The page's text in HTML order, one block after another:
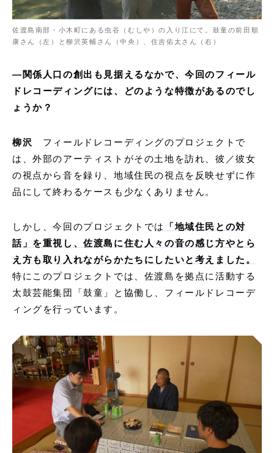
佐渡島南部・小木町にある虫谷（むしや）の入り江にて。鼓童の前田順
康さん（左）と柳沢英輔さん（中央）、住吉佑太さん（右）
― 関係人口の創出も見据えるなかで、今回のフィール
ドレコーディングには、どのような特徴があるのでし
ょうか？
柳沢
フィールドレコーディングのプロジェクトで
は、外部のアーティストがその土地を訪れ、彼／彼女
の視点から音を録り、地域住民の視点を反映せずに作
品にして終わるケースも少なくありません。
しかし、今回のプロジェクトでは
「地域住民との対
話」を重視し、佐渡島に住む人々の音の感じ方やとら
え方も取り入れながらかたちにしたいと考えました。
特にこのプロジェクトでは、佐渡島を拠点に活動する
太鼓芸能集団「鼓童」と協働し、フィールドレコーデ
ィングを行っています。